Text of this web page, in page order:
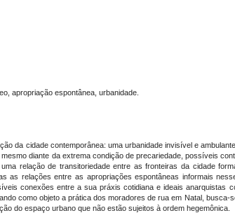
apropriação espontânea, urbanidade.
da cidade contemporânea: uma urbanidade invisível e
diante da extrema condição de precariedade, possíveis
relação de transitoriedade entre as fronteiras da cidade
as relações entre as apropriações espontâneas informais
conexões entre a sua práxis cotidiana e ideais anarquistas
como objeto a prática dos moradores de rua em Natal,
do espaço urbano que não estão sujeitos à ordem hegemônica.